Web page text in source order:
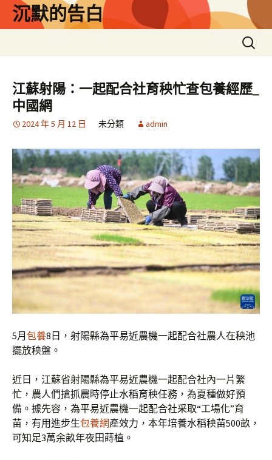
沉默的告白
搜
尋
鍵
字:
江蘇射陽：一起配合社育秧忙查包養經歷_
中國網
2024 年 5 月 12 日 未分類 admin
5月 包養8日，射陽縣為平易近農機一起配合社農人在秧池
擺放秧盤。
近日，江蘇省射陽縣為平易近農機一起配合社內一片繁
忙，農人們搶抓農時停止水稻育秧任務，為夏種做好預
備。據先容，為平易近農機一起配合社采取“工場化”育
苗，有用進步生包養網產效力，本年培養水稻秧苗500畝，
可知足3萬余畝年夜田蒔植。